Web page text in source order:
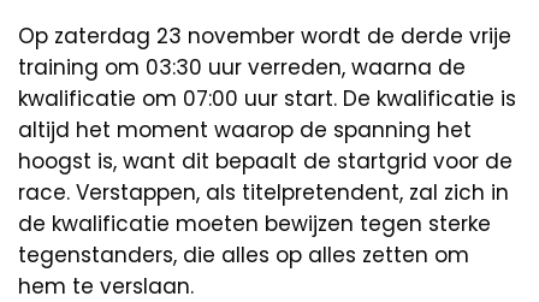
Op zaterdag 23 november wordt de derde vrije
training om 03:30 uur verreden, waarna de
kwalificatie om 07:00 uur start. De kwalificatie is
altijd het moment waarop de spanning het
hoogst is, want dit bepaalt de startgrid voor de
race. Verstappen, als titelpretendent, zal zich in
de kwalificatie moeten bewijzen tegen sterke
tegenstanders, die alles op alles zetten om
hem te verslaan.